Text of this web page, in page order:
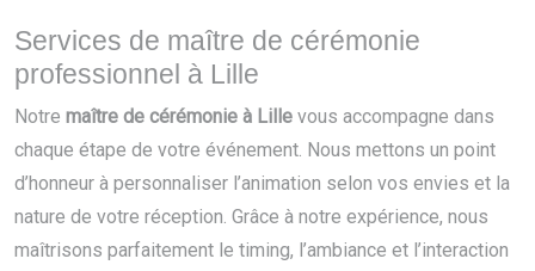
Services de maître de cérémonie
professionnel à Lille
Notre maître de cérémonie à Lille vous accompagne dans
chaque étape de votre événement. Nous mettons un point
d’honneur à personnaliser l’animation selon vos envies et la
nature de votre réception. Grâce à notre expérience, nous
maîtrisons parfaitement le timing, l’ambiance et l’interaction